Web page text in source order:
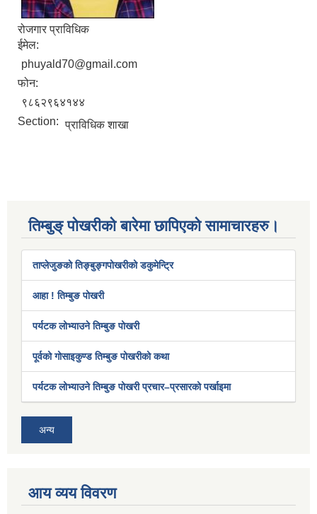
रोजगार प्राविधिक
ईमेल:
phuyald70@gmail.com
फोन:
९८६२९६४१४४
Section: प्राविधिक शाखा
तिम्बुङ् पोखरीको बारेमा छापिएको सामाचारहरु।
ताप्लेजुङको तिङ्बुङ्गपोखरीको डकुमेन्ट्रि
आहा ! तिम्बुङ पोखरी
पर्यटक लोभ्याउने तिम्बुङ पोखरी
पूर्वको गोसाइकुण्ड तिम्बुङ पोखरीको कथा
पर्यटक लोभ्याउने तिम्बुङ पोखरी प्रचार–प्रसारको पर्खाइमा
अन्य
आय व्यय विवरण